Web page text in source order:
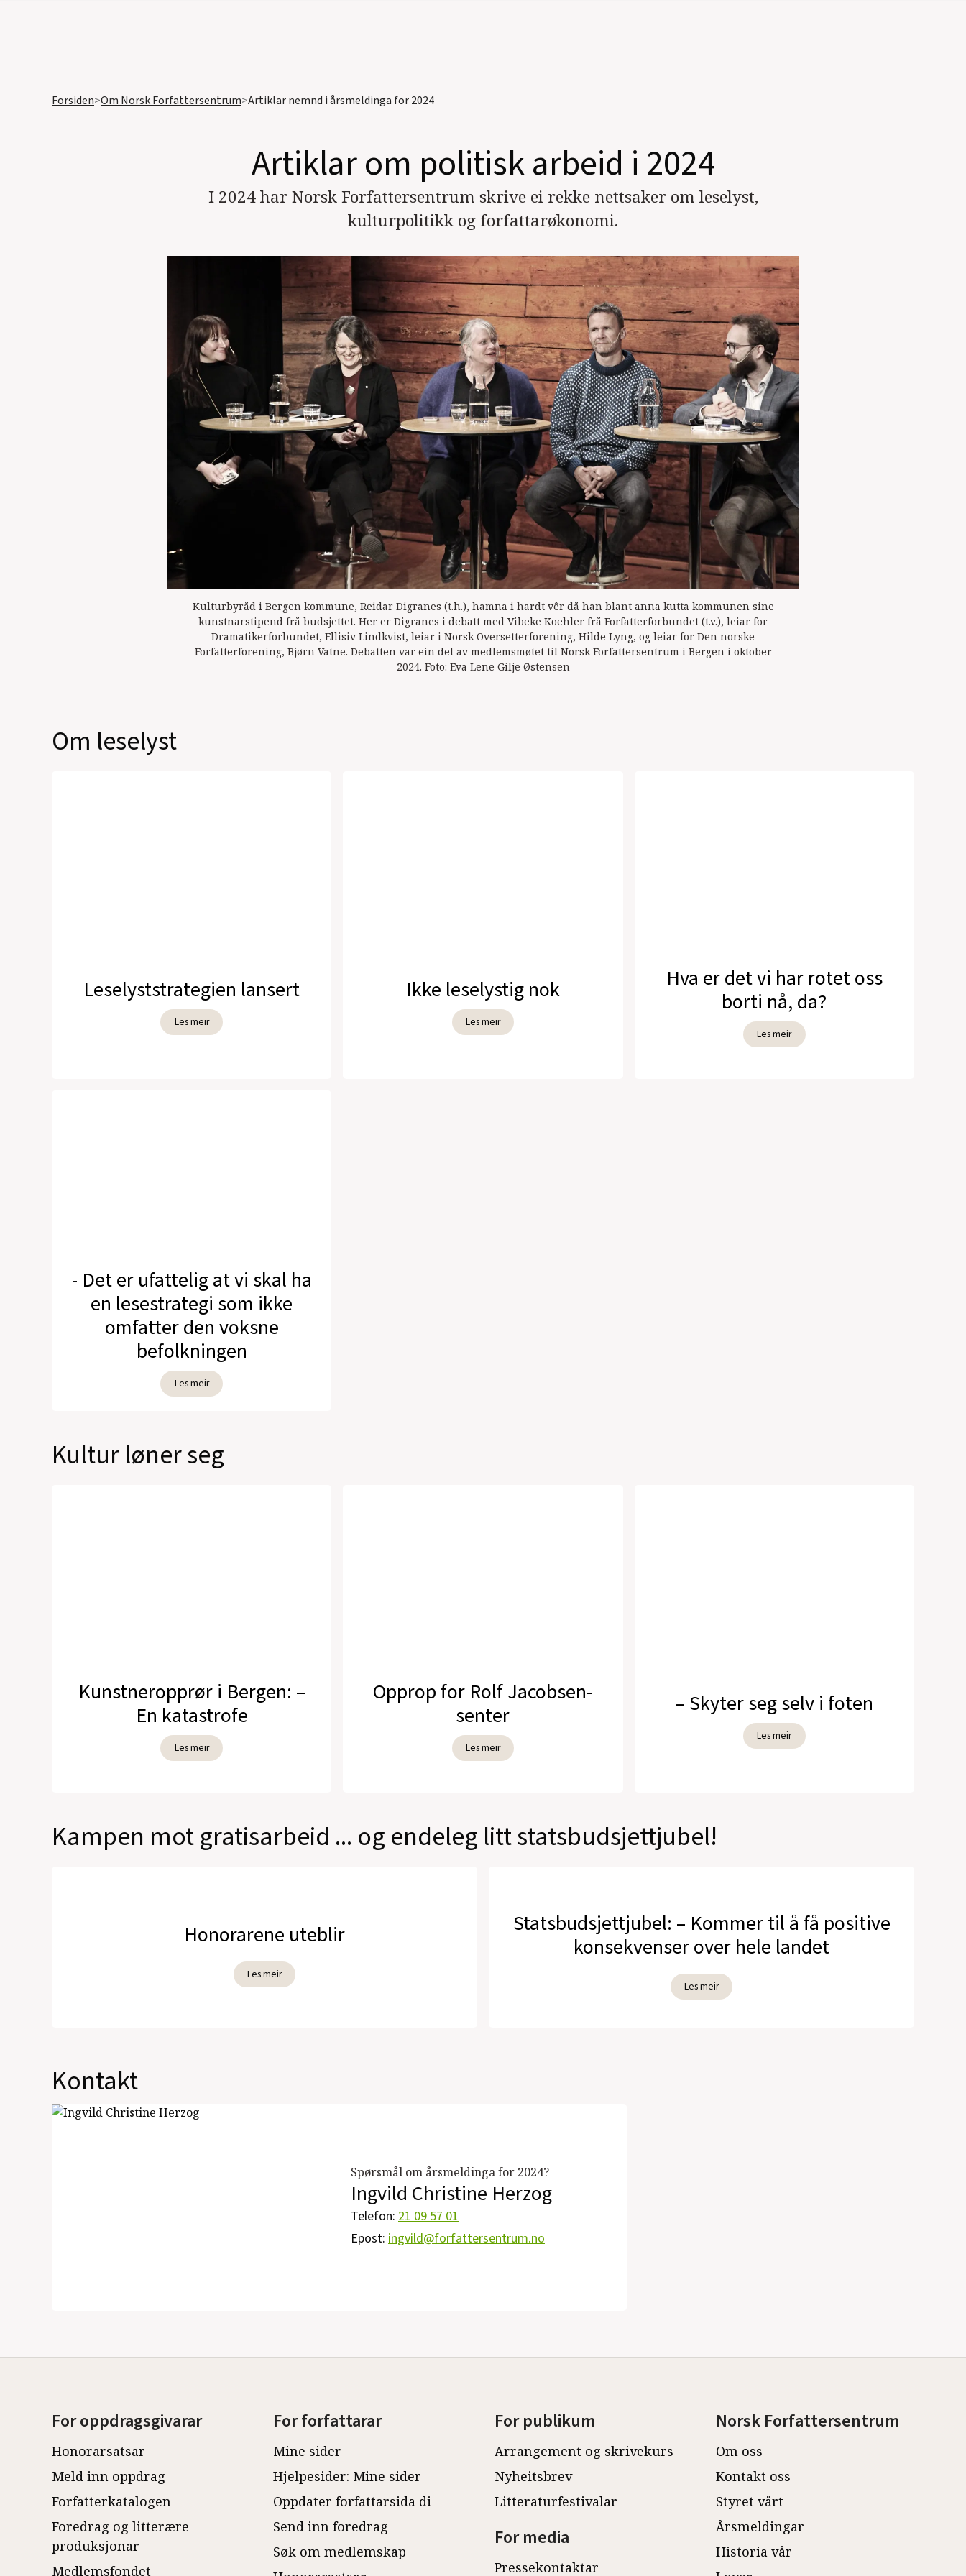
Forsiden>Om Norsk Forfattersentrum>Artiklar nemnd i årsmeldinga for 2024
Artiklar om politisk arbeid i 2024
I 2024 har Norsk Forfattersentrum skrive ei rekke nettsaker om leselyst,
kulturpolitikk og forfattarøkonomi.
Kulturbyråd i Bergen kommune, Reidar Digranes (t.h.), hamna i hardt vêr då han blant anna kutta kommunen sine
kunstnarstipend frå budsjettet. Her er Digranes i debatt med Vibeke Koehler frå Forfatterforbundet (t.v.), leiar for
Dramatikerforbundet, Ellisiv Lindkvist, leiar i Norsk Oversetterforening, Hilde Lyng, og leiar for Den norske
Forfatterforening, Bjørn Vatne. Debatten var ein del av medlemsmøtet til Norsk Forfattersentrum i Bergen i oktober
2024. Foto: Eva Lene Gilje Østensen
Om leselyst
Leselyststrategien lansert
Les meir
Ikke leselystig nok
Les meir
Hva er det vi har rotet oss
borti nå, da?
Les meir
- Det er ufattelig at vi skal ha
en lesestrategi som ikke
omfatter den voksne
befolkningen
Les meir
Kultur løner seg
Kunstneropprør i Bergen: –
En katastrofe
Les meir
Opprop for Rolf Jacobsen-
senter
Les meir
– Skyter seg selv i foten
Les meir
Kampen mot gratisarbeid ... og endeleg litt statsbudsjettjubel!
Honorarene uteblir
Les meir
Statsbudsjettjubel: – Kommer til å få positive
konsekvenser over hele landet
Les meir
Kontakt
Spørsmål om årsmeldinga for 2024?
Ingvild Christine Herzog
Telefon: 21 09 57 01
Epost: ingvild@forfattersentrum.no
For oppdragsgivarar
Honorarsatsar
Meld inn oppdrag
Forfatterkatalogen
Foredrag og litterære
produksjonar
Medlemsfondet
For forfattarar
Mine sider
Hjelpesider: Mine sider
Oppdater forfattarsida di
Send inn foredrag
Søk om medlemskap
For publikum
Arrangement og skrivekurs
Nyheitsbrev
Litteraturfestivalar
For media
Pressekontaktar
Norsk Forfattersentrum
Om oss
Kontakt oss
Styret vårt
Årsmeldingar
Historia vår